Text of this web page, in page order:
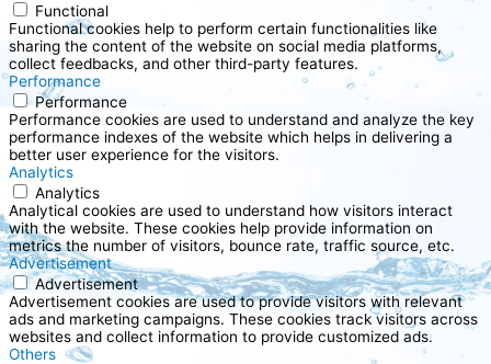
Functional
Functional cookies help to perform certain functionalities like
sharing the content of the website on social media platforms,
collect feedbacks, and other third-party features.
Performance
Performance
Performance cookies are used to understand and analyze the key
performance indexes of the website which helps in delivering a
better user experience for the visitors.
Analytics
Analytics
Analytical cookies are used to understand how visitors interact
with the website. These cookies help provide information on
metrics the number of visitors, bounce rate, traffic source, etc.
Advertisement
Advertisement
Advertisement cookies are used to provide visitors with relevant
ads and marketing campaigns. These cookies track visitors across
websites and collect information to provide customized ads.
Others